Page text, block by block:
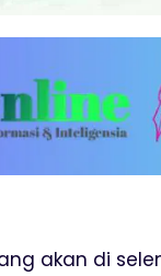
akan di